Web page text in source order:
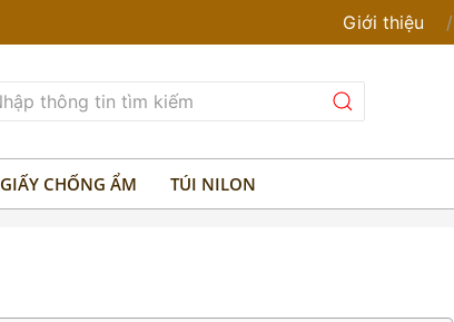
Giới thiệu
GIẤY CHỐNG ẨM TÚI NILON